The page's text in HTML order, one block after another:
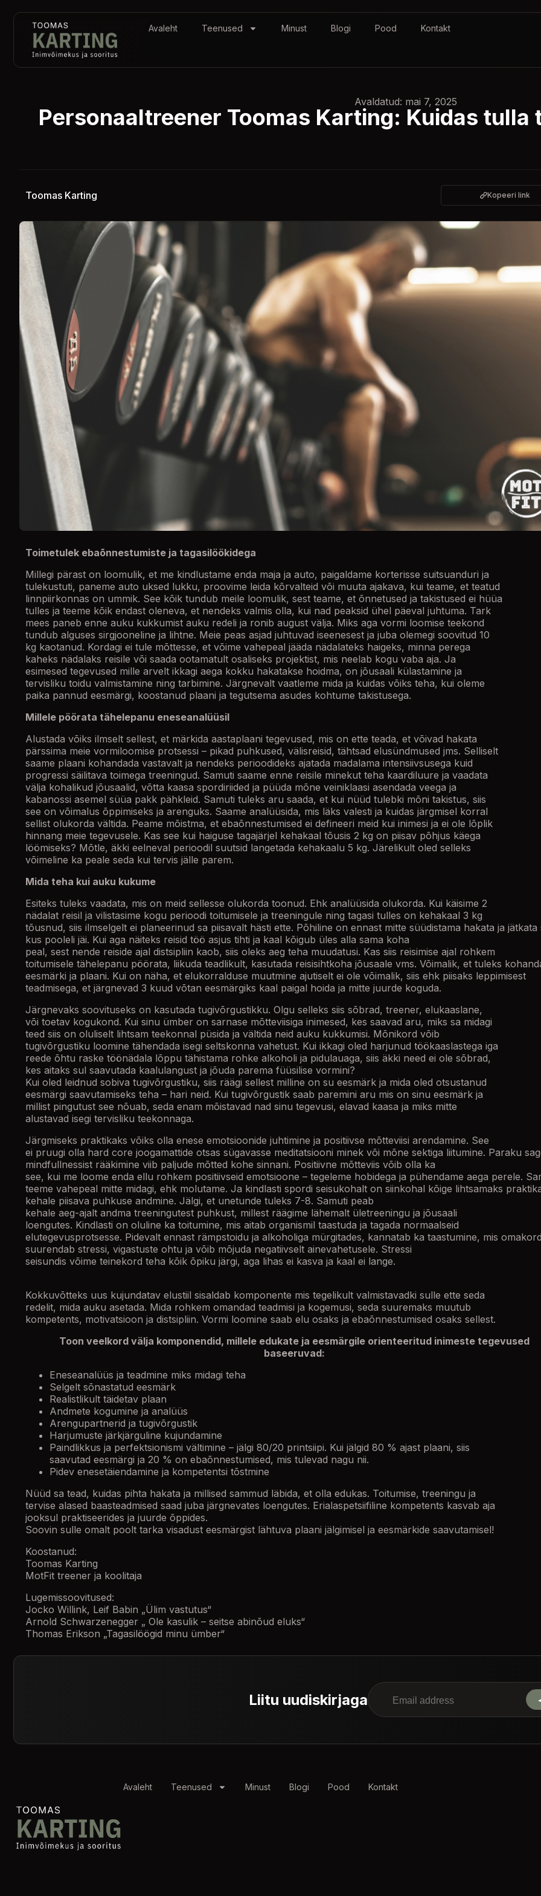
Avaleht Teenused Minust Blogi Pood Kontakt
Avaldatud: mai 7, 2025
Personaaltreener Toomas Karting: Kuidas tulla
Toomas Karting Kopeeri link
Toimetulek ebaõnnestumiste ja tagasilöökidega
Millegi pärast on loomulik, et me kindlustame enda maja ja auto, paigaldame korterisse suitsuanduri ja
tulekustuti, paneme auto uksed lukku, proovime leida kõrvalteid või muuta ajakava, kui teame, et teatud
linnpiirkonnas on ummik. See kõik tundub meile loomulik, sest teame, et õnnetused ja takistused ei hüüa
tulles ja teeme kõik endast oleneva, et nendeks valmis olla, kui nad peaksid ühel päeval juhtuma. Tark
mees paneb enne auku kukkumist auku redeli ja ronib august välja. Miks aga vormi loomise teekond
tundub alguses sirgjooneline ja lihtne. Meie peas asjad juhtuvad iseenesest ja juba olemegi soovitud 10
kg kaotanud. Kordagi ei tule mõttesse, et võime vahepeal jääda nädalateks haigeks, minna perega
kaheks nädalaks reisile või saada ootamatult osaliseks projektist, mis neelab kogu vaba aja. Ja
esimesed tegevused mille arvelt ikkagi aega kokku hakatakse hoidma, on jõusaali külastamine ja
tervisliku toidu valmistamine ning tarbimine. Järgnevalt vaatleme mida ja kuidas võiks teha, kui oleme
paika pannud eesmärgi, koostanud plaani ja tegutsema asudes kohtume takistusega.
Millele pöörata tähelepanu eneseanalüüsil
Alustada võiks ilmselt sellest, et märkida aastaplaani tegevused, mis on ette teada, et võivad hakata
pärssima meie vormiloomise protsessi – pikad puhkused, välisreisid, tähtsad elusündmused jms. Selliselt
saame plaani kohandada vastavalt ja nendeks perioodideks ajatada madalama intensiivsusega kuid
progressi säilitava toimega treeningud. Samuti saame enne reisile minekut teha kaardiluure ja vaadata
välja kohalikud jõusaalid, võtta kaasa spordiriided ja püüda mõne veiniklaasi asendada veega ja
kabanossi asemel süüa pakk pähkleid. Samuti tuleks aru saada, et kui nüüd tulebki mõni takistus, siis
see on võimalus õppimiseks ja arenguks. Saame analüüsida, mis läks valesti ja kuidas järgmisel korral
sellist olukorda vältida. Peame mõistma, et ebaõnnestumised ei defineeri meid kui inimesi ja ei ole lõplik
hinnang meie tegevusele. Kas see kui haiguse tagajärjel kehakaal tõusis 2 kg on piisav põhjus käega
löömiseks? Mõtle, äkki eelneval perioodil suutsid langetada kehakaalu 5 kg. Järelikult oled selleks
võimeline ka peale seda kui tervis jälle parem.
Mida teha kui auku kukume
Esiteks tuleks vaadata, mis on meid sellesse olukorda toonud. Ehk analüüsida olukorda. Kui käisime 2
nädalat reisil ja vilistasime kogu perioodi toitumisele ja treeningule ning tagasi tulles on kehakaal 3 kg
tõusnud, siis ilmselgelt ei planeerinud sa piisavalt hästi ette. Põhiline on ennast mitte süüdistama hakata ja jätkata
kus pooleli jäi. Kui aga näiteks reisid töö asjus tihti ja kaal kõigub üles alla sama koha
peal, sest nende reiside ajal distsipliin kaob, siis oleks aeg teha muudatusi. Kas siis reisimise ajal rohkem
toitumisele tähelepanu pöörata, liikuda teadlikult, kasutada reisisihtkoha jõusaale vms. Võimalik, et tuleks
eesmärki ja plaani. Kui on näha, et elukorralduse muutmine ajutiselt ei ole võimalik, siis ehk piisaks leppimisest
teadmisega, et järgnevad 3 kuud võtan eesmärgiks kaal paigal hoida ja mitte juurde koguda.
Järgnevaks soovituseks on kasutada tugivõrgustikku. Olgu selleks siis sõbrad, treener, elukaaslane,
või toetav kogukond. Kui sinu ümber on sarnase mõtteviisiga inimesed, kes saavad aru, miks sa midagi
teed siis on oluliselt lihtsam teekonnal püsida ja vältida neid auku kukkumisi. Mõnikord võib
tugivõrgustiku loomine tähendada isegi seltskonna vahetust. Kui ikkagi oled harjunud töökaaslastega iga
reede õhtu raske töönädala lõppu tähistama rohke alkoholi ja pidulauaga, siis äkki need ei ole sõbrad,
kes aitaks sul saavutada kaalulangust ja jõuda parema füüsilise vormini?
Kui oled leidnud sobiva tugivõrgustiku, siis räägi sellest milline on su eesmärk ja mida oled otsustanud
eesmärgi saavutamiseks teha – hari neid. Kui tugivõrgustik saab paremini aru mis on sinu eesmärk ja
millist pingutust see nõuab, seda enam mõistavad nad sinu tegevusi, elavad kaasa ja miks mitte
alustavad isegi tervisliku teekonnaga.
Järgmiseks praktikaks võiks olla enese emotsioonide juhtimine ja positiivse mõtteviisi arendamine. See
ei pruugi olla hard core joogamattide otsas sügavasse meditatsiooni minek või mõne sektiga liitumine. Paraku
mindfullnessist rääkimine viib paljude mõtted kohe sinnani. Positiivne mõtteviis võib olla ka
see, kui me loome enda ellu rohkem positiivseid emotsioone – tegeleme hobidega ja pühendame aega perele.
teeme vahepeal mitte midagi, ehk molutame. Ja kindlasti spordi seisukohalt on siinkohal kõige lihtsamaks
kehale piisava puhkuse andmine. Jälgi, et unetunde tuleks 7-8. Samuti peab
kehale aeg-ajalt andma treeningutest puhkust, millest räägime lähemalt ületreeningu ja jõusaali
loengutes. Kindlasti on oluline ka toitumine, mis aitab organismil taastuda ja tagada normaalseid
elutegevusprotsesse. Pidevalt ennast rämpstoidu ja alkoholiga mürgitades, kannatab ka taastumine, mis
suurendab stressi, vigastuste ohtu ja võib mõjuda negatiivselt ainevahetusele. Stressi
seisundis võime teinekord teha kõik õpiku järgi, aga lihas ei kasva ja kaal ei lange.
Kokkuvõtteks uus kujundatav elustiil sisaldab komponente mis tegelikult valmistavadki sulle ette seda
redelit, mida auku asetada. Mida rohkem omandad teadmisi ja kogemusi, seda suuremaks muutub
kompetents, motivatsioon ja distsipliin. Vormi loomine saab elu osaks ja ebaõnnestumised osaks sellest.
Toon veelkord välja komponendid, millele edukate ja eesmärgile orienteeritud inimeste tegevused
baseeruvad:
Eneseanalüüs ja teadmine miks midagi teha
Selgelt sõnastatud eesmärk
Realistlikult täidetav plaan
Andmete kogumine ja analüüs
Arengupartnerid ja tugivõrgustik
Harjumuste järkjärguline kujundamine
Paindlikkus ja perfektsionismi vältimine – jälgi 80/20 printsiipi. Kui jälgid 80 % ajast plaani, siis
saavutad eesmärgi ja 20 % on ebaõnnestumised, mis tulevad nagu nii.
Pidev enesetäiendamine ja kompetentsi tõstmine
Nüüd sa tead, kuidas pihta hakata ja millised sammud läbida, et olla edukas. Toitumise, treeningu ja
tervise alased baasteadmised saad juba järgnevates loengutes. Erialaspetsiifiline kompetents kasvab aja
jooksul praktiseerides ja juurde õppides.
Soovin sulle omalt poolt tarka visadust eesmärgist lähtuva plaani jälgimisel ja eesmärkide saavutamisel!
Koostanud:
Toomas Karting
MotFit treener ja koolitaja
Lugemissoovitused:
Jocko Willink, Leif Babin „Ülim vastutus“
Arnold Schwarzenegger „ Ole kasulik – seitse abinõud eluks“
Thomas Erikson „Tagasilöögid minu ümber“
Liitu uudiskirjaga
Avaleht Teenused Minust Blogi Pood Kontakt